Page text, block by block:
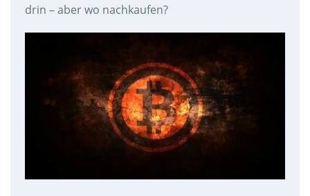
drin – aber wo nachkaufen?